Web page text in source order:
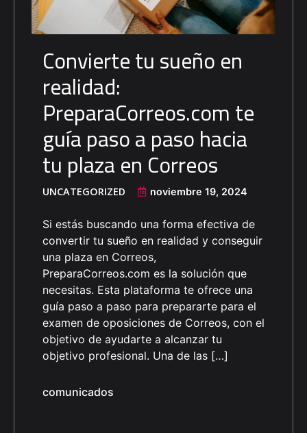
Convierte tu sueño en
realidad:
PreparaCorreos.com te
guía paso a paso hacia
tu plaza en Correos
UNCATEGORIZED noviembre 19, 2024
Si estás buscando una forma efectiva de
convertir tu sueño en realidad y conseguir
una plaza en Correos,
PreparaCorreos.com es la solución que
necesitas. Esta plataforma te ofrece una
guía paso a paso para prepararte para el
examen de oposiciones de Correos, con el
objetivo de ayudarte a alcanzar tu
objetivo profesional. Una de las […]
comunicados